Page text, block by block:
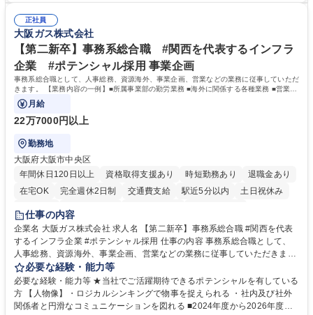
無/年休123日
得出来ております！ 【魅力】■フレックス制度、未経験からでも下限年収
を一律支給！ ■管理業務主任者資格取得後には50,000円/月の手当あり！
学歴・資格 学歴：大学院 大学 高専 短大 専修学校 高校 語学力： 資格：第
一種運転免許普通自動車
正社員
大阪ガス株式会社
【第二新卒】事務系総合職 #関西を代表するインフラ
企業 #ポテンシャル採用 事業企画
事務系総合職として、人事総務、資源海外、事業企画、営業などの業務に従事していただ
きます。 【業務内容の一例】■所属事業部の勤労業務 ■海外に関係する各種業務 ■営業部
門の企画スタッフ、ルート営業
月給
22万7000円以上
勤務地
大阪府大阪市中央区
年間休日120日以上
資格取得支援あり 時短勤務あり
退職金あり
在宅OK
完全週休2日制 交通費支給 駅近5分以内
土日祝休み
服装自由
第二新卒歓迎
仕事の内容
企業名 大阪ガス株式会社 求人名 【第二新卒】事務系総合職 #関西を代表
するインフラ企業 #ポテンシャル採用 仕事の内容 事務系総合職として、
人事総務、資源海外、事業企画、営業などの業務に従事していただきま
す。 【業務内容の一例】■所属事業部の勤労業務 ■海外に関係する各種業
務 ■営業部門の企画スタッフ、ルート営業 【キャリアパス】入社後の配属
ポジションで一定期間ご活躍頂いた後、本人の適性及び将来のキャリアを
鑑みてジョブローテーションを行います。 【育成】OJTでの現場育成や研
必要な経験・能力等
必要な経験・能力等 ★当社でご活躍期待できるポテンシャルを有している
方 【人物像】・ロジカルシンキングで物事を捉えられる ・社内及び社外
関係者と円滑なコミュニケーションを図れる ■2024年度から2026年度ま